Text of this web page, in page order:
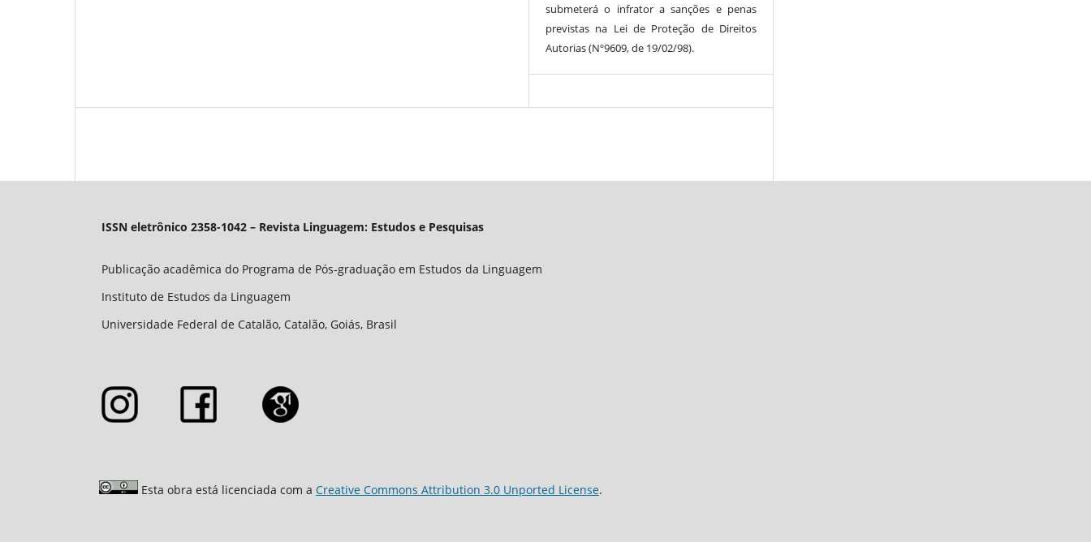
submeterá o infrator a sanções e penas
previstas na Lei de Proteção de Direitos
Autorias (Nº9609, de 19/02/98).
ISSN eletrônico 2358-1042 – Revista Linguagem: Estudos e Pesquisas
Publicação acadêmica do Programa de Pós-graduação em Estudos da Linguagem
Instituto de Estudos da Linguagem
Universidade Federal de Catalão, Catalão, Goiás, Brasil
Esta obra está licenciada com a Creative Commons Attribution 3.0 Unported License.